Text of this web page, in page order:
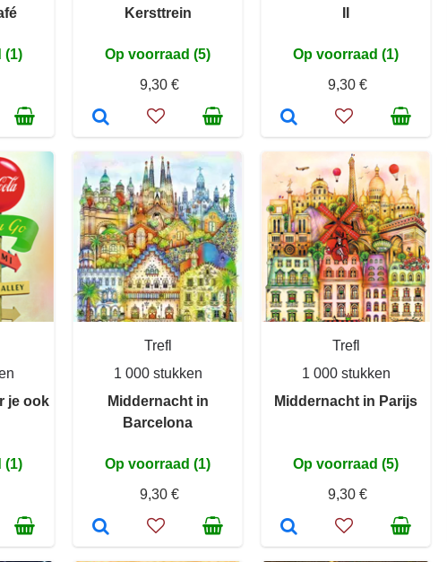
(1)
Kersttrein
Op voorraad (5)
9,30 €
Op voorraad (1)
9,30 €
je ook
(1)
Trefl
1 000 stukken
Middernacht in
Barcelona
Op voorraad (1)
9,30 €
Trefl
1 000 stukken
Middernacht in Parijs
Op voorraad (5)
9,30 €